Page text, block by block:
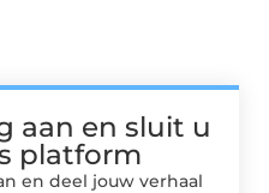
aan en sluit u
platform
en deel jouw verhaal